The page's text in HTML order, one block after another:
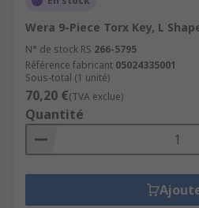
Wera 9-Piece Torx Key, L
N° de stock RS 266-5795
Référence fabricant 05024335001
Sous-total (1 unité)
70,20 €(TVA exclue)
Quantité